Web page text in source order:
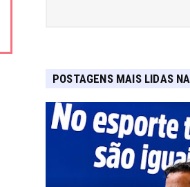
POSTAGENS MAIS LIDAS